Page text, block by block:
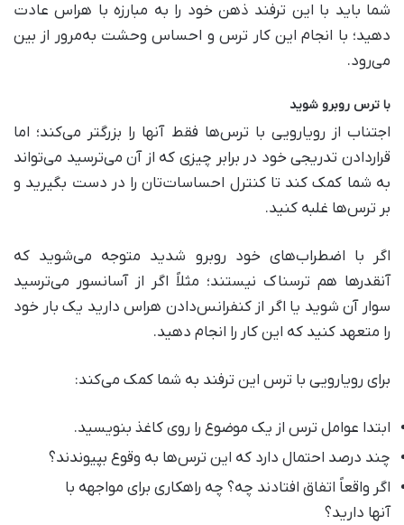
شما باید با این ترفند ذهن خود را به مبارزه با هراس عادت
دهید؛ با انجام این کار ترس و احساس وحشت به‌مرور از بین
می‌رود.
با ترس روبرو شوید
اجتناب از رویارویی با ترس‌ها فقط آنها را بزرگتر می‌کند؛ اما
قراردادن تدریجی خود در برابر چیزی که از آن می‌ترسید می‌تواند
به شما کمک کند تا کنترل احساسات‌تان را در دست بگیرید و
بر ترس‌ها غلبه کنید.
اگر با اضطراب‌های خود روبرو شدید متوجه می‌شوید که
آنقدر‌ها هم ترسناک نیستند؛ مثلاً اگر از آسانسور می‌ترسید
سوار آن شوید یا اگر از کنفرانس‌دادن هراس دارید یک بار خود
را متعهد کنید که این کار را انجام دهید.
برای رویارویی با ترس این ترفند به شما کمک می‌کند:
ابتدا عوامل ترس از یک موضوع را روی کاغذ بنویسید.
چند درصد احتمال دارد که این ترس‌ها به وقوع بپیوندند؟
اگر واقعاً اتفاق افتادند چه؟ چه راهکاری برای مواجهه با
آنها دارید؟